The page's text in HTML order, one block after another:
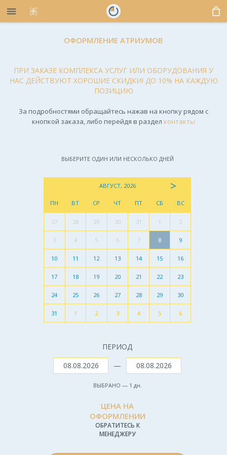
ОФОРМЛЕНИЕ АТРИУМОВ
ПРИ ЗАКАЗЕ КОМПЛЕКСА УСЛУГ ИЛИ ОБОРУДОВАНИЯ У
НАС ДЕЙСТВУЮТ ХОРОШИЕ СКИДКИ! ДО 10% НА КАЖДУЮ
ПОЗИЦИЮ
За подробностями обращайтесь нажав на кнопку рядом с
кнопкой заказа, либо перейдя в раздел контакты
ВЫБЕРИТЕ ОДИН ИЛИ НЕСКОЛЬКО ДНЕЙ
АВГУСТ, 2026 >
ПН ВТ СР ЧТ ПТ СБ ВС
27 28 29 30 31 1 2
3 4 5 6 7 8 9
10 11 12 13 14 15 16
17 18 19 20 21 22 23
24 25 26 27 28 29 30
31 1 2 3 4 5 6
ПЕРИОД
—
ВЫБРАНО — 1 дн.
ЦЕНА НА
ОФОРМЛЕНИИ
ОБРАТИТЕСЬ К
МЕНЕДЖЕРУ